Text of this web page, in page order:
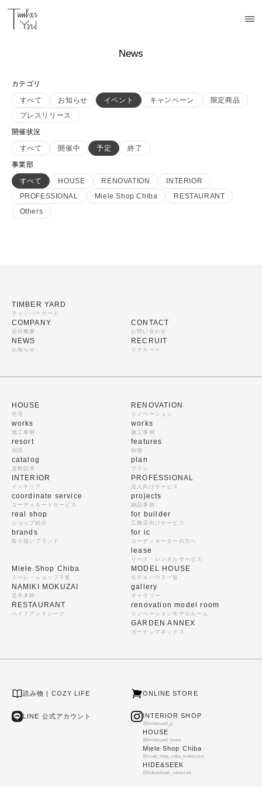
News
カテゴリ
すべて
お知らせ イベント キャンペーン
限定商品
プレスリリース
開催状況
すべて
開催中 予定
終了
事業部
すべて
HOUSE RENOVATION
INTERIOR
PROFESSIONAL
Miele Shop Chiba
RESTAURANT
Others
TIMBER YARD
ティンバーヤード
COMPANY
会社概要
NEWS
お知らせ
CONTACT
お問い合わせ
RECRUIT
リクルート
HOUSE
住宅
works
施工事例
resort
別荘
catalog
資料請求
RENOVATION
リノベーション
works
施工事例
features
特徴
plan
プラン
INTERIOR
インテリア
coordinate service
コーディネートサービス
real shop
ショップ紹介
brands
取り扱いブランド
PROFESSIONAL
法人向けサービス
projects
納品事例
for builder
工務店向けサービス
for ic
コーディネーターの方へ
lease
リース・レンタルサービス
Miele Shop Chiba
ミーレ・ショップ千葉
NAMIKI MOKUZAI
並木木材
RESTAURANT
ハイドアンドシーク
MODEL HOUSE
モデルハウス一覧
gallery
ギャラリー
renovation model room
リノベーションモデルルーム
GARDEN ANNEX
ガーデンアネックス
読み物 | COZY LIFE ONLINE STORE
LINE 公式アカウント INTERIOR SHOP
@timberyard_jp
HOUSE
@timberyard_house
Miele Shop Chiba
@miele_shop_chiba_timberyard
HIDE&SEEK
@hideandseek_restaurant